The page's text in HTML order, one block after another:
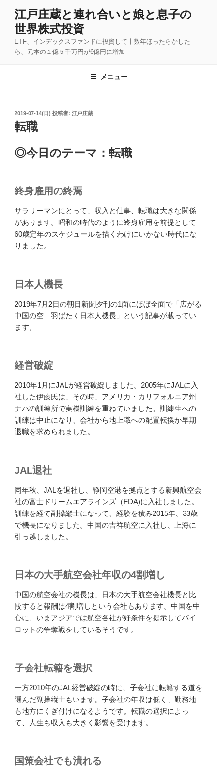
江戸庄蔵と連れ合いと娘と息子の
世界株式投資
ETF、インデックスファンドに投資して十数年ほったらかした
ら、元本の１億５千万円が6億円に増加
メニュー
投
稿
日:
2019-07-14(日) 投稿者: 江戸庄蔵
転職
◎今日のテーマ：転職
終身雇用の終焉
サラリーマンにとって、収入と仕事、転職は大きな関係
があります。昭和の時代のように終身雇用を前提として
60歳定年のスケジュールを描くわけにいかない時代にな
りました。
日本人機長
2019年7月2日の朝日新聞夕刊の1面にほぼ全面で「広がる
中国の空 羽ばたく日本人機長」という記事が載ってい
ます。
経営破綻
2010年1月にJALが経営破綻しました。2005年にJALに入
社した伊藤氏は、その時、アメリカ・カリフォルニア州
ナパの訓練所で実機訓練を重ねていました。訓練生への
訓練は中止になり、会社から地上職への配置転換か早期
退職を求められました。
JAL退社
同年秋、JALを退社し、静岡空港を拠点とする新興航空会
社の富士ドリームエアラインズ（FDA)に入社しました。
訓練を経て副操縦士になって、経験を積み2015年、33歳
で機長になりました。中国の吉祥航空に入社し、上海に
引っ越しました。
日本の大手航空会社年収の4割増し
中国の航空会社の機長は、日本の大手航空会社機長と比
較すると報酬は4割増しという会社もあります。中国を中
心に、いまアジアでは航空各社が好条件を提示してパイ
ロットの争奪戦をしているそうです。
子会社転籍を選択
一方2010年のJAL経営破綻の時に、子会社に転籍する道を
選んだ副操縦士もいます。子会社の年収は低く、勤務地
も地方にくぎ付けになるようです。転職の選択によっ
て、人生も収入も大きく影響を受けます。
国策会社でも潰れる